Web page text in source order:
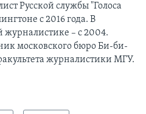
Русской службы "Голоса
с 2016 года. В
– с 2004.
московского бюро Би-би-
журналистики МГУ.